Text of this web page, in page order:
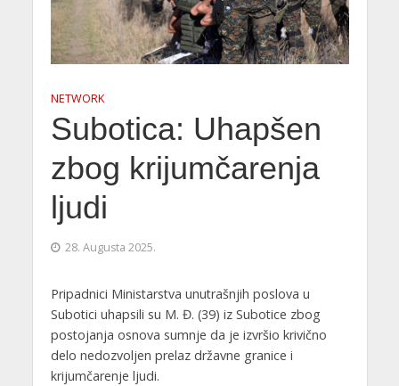
NETWORK
Subotica: Uhapšen
zbog krijumčarenja
ljudi
28. Augusta 2025.
Pripadnici Ministarstva unutrašnjih poslova u
Subotici uhapsili su M. Đ. (39) iz Subotice zbog
postojanja osnova sumnje da je izvršio krivično
delo nedozvoljen prelaz državne granice i
krijumčarenje ljudi.